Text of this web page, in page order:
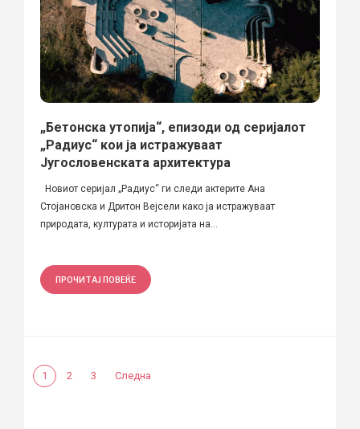
„Бетонска утопија“, епизоди од серијалот
„Радиус“ кои ја истражуваат
Југословенската архитектура
Новиот серијал „Радиус“ ги следи актерите Ана
Стојановска и Дритон Вејсели како ја истражуваат
природата, културата и историјата на...
ПРОЧИТАЈ ПОВЕЌЕ
1 2 3 Следна